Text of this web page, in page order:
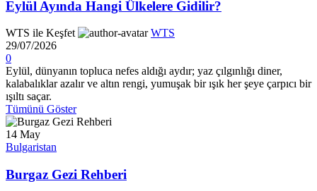
Eylül Ayında Hangi Ülkelere Gidilir?
WTS ile Keşfet
WTS
29/07/2026
0
Eylül, dünyanın topluca nefes aldığı aydır; yaz çılgınlığı diner,
kalabalıklar azalır ve altın rengi, yumuşak bir ışık her şeye çarpıcı bir
ışıltı saçar.
Tümünü Göster
14 May
Bulgaristan
Burgaz Gezi Rehberi